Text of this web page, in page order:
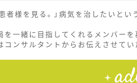
者様を見る。」病気を治したいと
一緒に目指してくれるメンバーを
ンサルタントからお伝えさせて